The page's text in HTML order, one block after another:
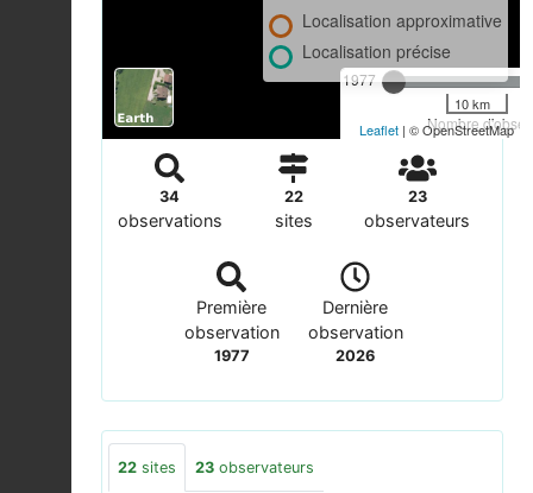
1977
Nombre
Localisation approximative
Localisation précise
10 km
Leaflet | © OpenStreetMap
34
observations
22
sites
23
observateurs
Première
observation
1977
Dernière
observation
2026
22 sites 23 observateurs